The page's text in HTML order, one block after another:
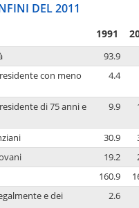
DEL 2011
1991
93.9
con meno
4.4
di 75 anni e
9.9
30.9
19.2
160.9
e dei
2.6